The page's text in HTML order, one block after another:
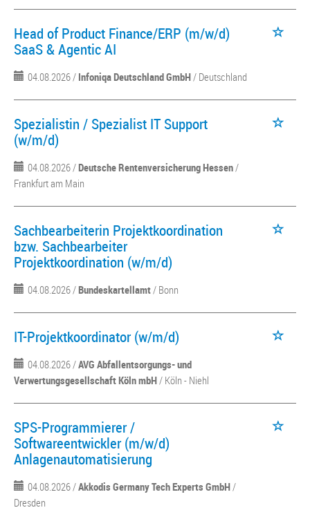
Head of Product Finance/ERP (m/w/d)
SaaS & Agentic AI
04.08.2026 / Infoniqa Deutschland GmbH/ Deutschland
Spezialistin / Spezialist IT Support
(w/m/d)
04.08.2026 /Deutsche Rentenversicherung Hessen/
Frankfurt am Main
Sachbearbeiterin Projektkoordination
bzw. Sachbearbeiter
Projektkoordination (w/m/d)
04.08.2026 /Bundeskartellamt/ Bonn
IT-Projektkoordinator (w/m/d)
04.08.2026 /AVG Abfallentsorgungs- und
Verwertungsgesellschaft Köln mbH/ Köln - Niehl
SPS-Programmierer /
Softwareentwickler (m/w/d)
Anlagenautomatisierung
04.08.2026 /Akkodis Germany Tech Experts GmbH/
Dresden